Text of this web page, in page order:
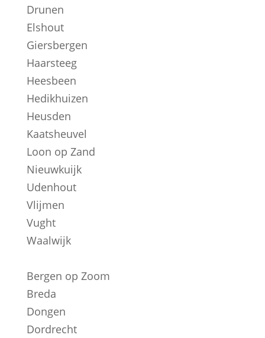
Drunen
Elshout
Giersbergen
Haarsteeg
Heesbeen
Hedikhuizen
Heusden
Kaatsheuvel
Loon op Zand
Nieuwkuijk
Udenhout
Vlijmen
Vught
Waalwijk
Bergen op Zoom
Breda
Dongen
Dordrecht